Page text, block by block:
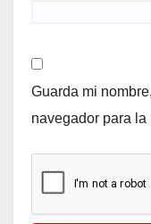
Guarda mi
navegador para la